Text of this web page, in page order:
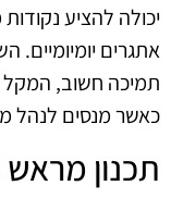
יכולה להציע
אתגרים יומיומיים.
תמיכה חשוב, המקל
כאשר מנסים לנהל
תכנון מראש